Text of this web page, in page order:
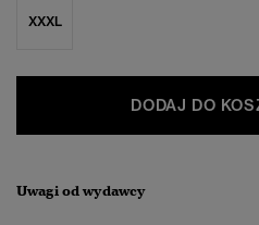
XXXL
DODAJ DO
Uwagi od wydawcy